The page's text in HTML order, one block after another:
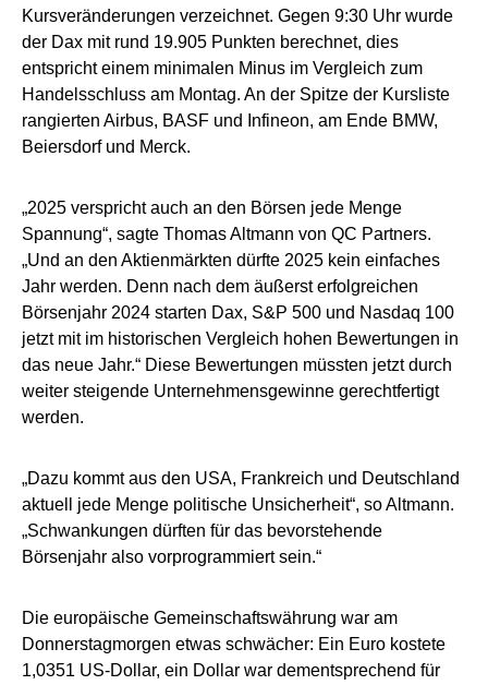
Kursveränderungen verzeichnet. Gegen 9:30 Uhr wurde
der Dax mit rund 19.905 Punkten berechnet, dies
entspricht einem minimalen Minus im Vergleich zum
Handelsschluss am Montag. An der Spitze der Kursliste
rangierten Airbus, BASF und Infineon, am Ende BMW,
Beiersdorf und Merck.
„2025 verspricht auch an den Börsen jede Menge
Spannung“, sagte Thomas Altmann von QC Partners.
„Und an den Aktienmärkten dürfte 2025 kein einfaches
Jahr werden. Denn nach dem äußerst erfolgreichen
Börsenjahr 2024 starten Dax, S&P 500 und Nasdaq 100
jetzt mit im historischen Vergleich hohen Bewertungen in
das neue Jahr.“ Diese Bewertungen müssten jetzt durch
weiter steigende Unternehmensgewinne gerechtfertigt
werden.
„Dazu kommt aus den USA, Frankreich und Deutschland
aktuell jede Menge politische Unsicherheit“, so Altmann.
„Schwankungen dürften für das bevorstehende
Börsenjahr also vorprogrammiert sein.“
Die europäische Gemeinschaftswährung war am
Donnerstagmorgen etwas schwächer: Ein Euro kostete
1,0351 US-Dollar, ein Dollar war dementsprechend für